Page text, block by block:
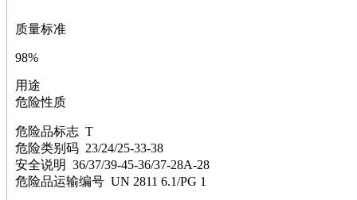
铌
镍
铍
嘌呤
其它
铅
嗪
醛
炔
质量标准
98%
用途
危险性质
危险品标志 T
危险类别码 23/24/25-33-38
安全说明 36/37/39-45-36/37-28A-28
危险品运输编号 UN 2811 6.1/PG 1